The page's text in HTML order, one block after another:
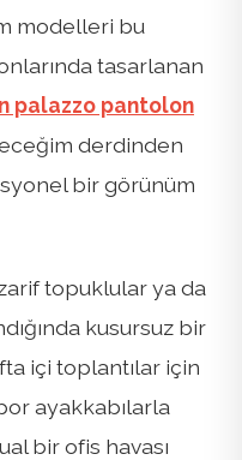
modelleri bu
tasarlanan
palazzo pantolon
derdinden
bir görünüm
topuklular ya da
kusursuz bir
içi toplantılar için
ayakkabılarla
bir ofis havası